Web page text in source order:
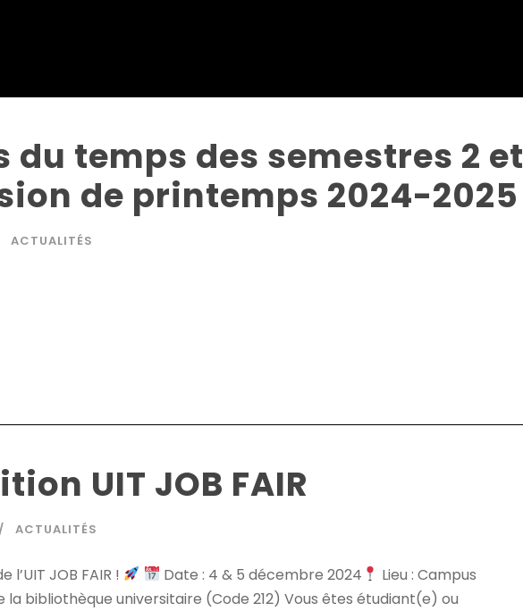
du temps des semestres 2 et
de printemps 2024-2025
ACTUALITÉS
UIT JOB FAIR
ACTUALITÉS
JOB FAIR ! Date : 4 & 5 décembre 2024
Lieu : Campus
la bibliothèque universitaire (Code 212) Vous êtes étudiant(e) ou